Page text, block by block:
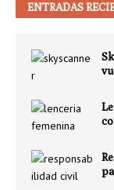
ENTRADAS